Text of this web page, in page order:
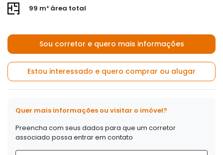
99 m² área total
Sou corretor e quero mais informações
Estou interessado e quero comprar ou alugar
Quer mais informações ou visitar o imóvel?
Preencha com seus dados para que um corretor
associado possa entrar em contato